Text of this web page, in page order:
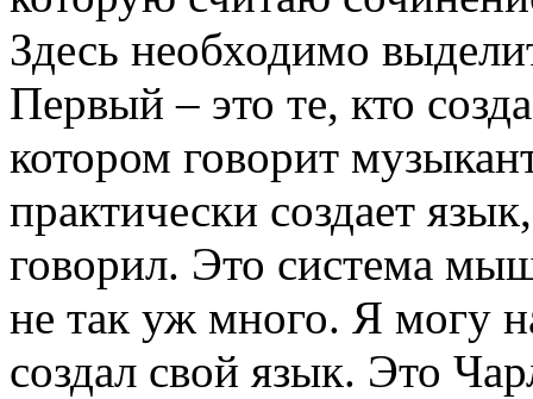
Здесь необходимо
Первый – это те, кто
котором говорит
практически создает
говорил. Это система
не так уж много. Я могу
создал свой язык. Это